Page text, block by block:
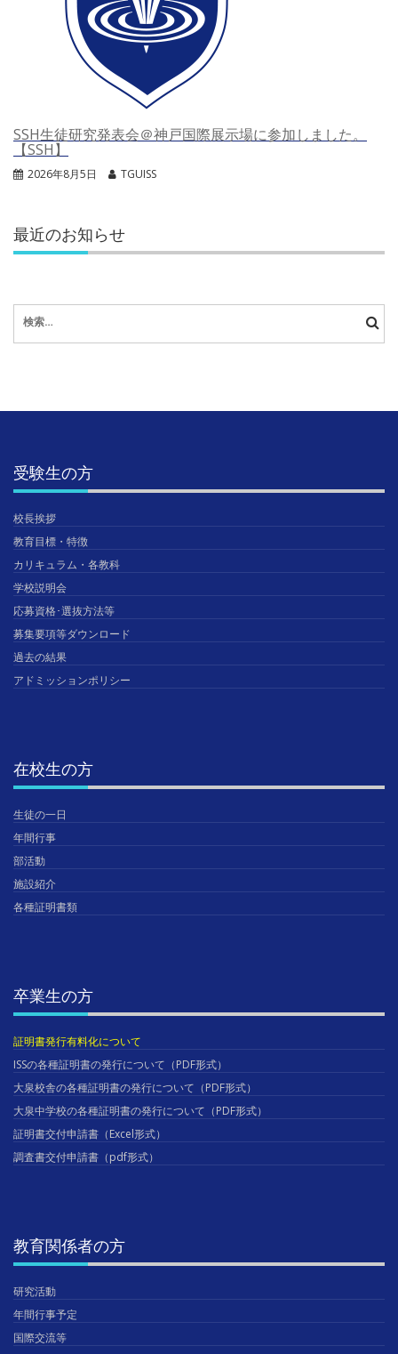
SSH生徒研究発表会＠神戸国際展示場に参加しました。
【SSH】
2026年8月5日 TGUISS
最近のお知らせ
索:
受験生の方
校長挨拶
教育目標・特徴
カリキュラム・各教科
学校説明会
応募資格･選抜方法等
募集要項等ダウンロード
過去の結果
アドミッションポリシー
在校生の方
生徒の一日
年間行事
部活動
施設紹介
各種証明書類
卒業生の方
証明書発行有料化について
ISSの各種証明書の発行について（PDF形式）
大泉校舎の各種証明書の発行について（PDF形式）
大泉中学校の各種証明書の発行について（PDF形式）
証明書交付申請書（Excel形式）
調査書交付申請書（pdf形式）
教育関係者の方
研究活動
年間行事予定
国際交流等